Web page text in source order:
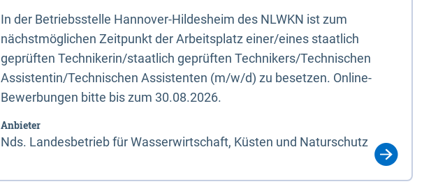
In der Betriebsstelle Hannover-Hildesheim des NLWKN ist zum
nächstmöglichen Zeitpunkt der Arbeitsplatz einer/eines staatlich
geprüften Technikerin/staatlich geprüften Technikers/Technischen
Assistentin/Technischen Assistenten (m/w/d) zu besetzen. Online-
Bewerbungen bitte bis zum 30.08.2026.
Anbieter
Nds. Landesbetrieb für Wasserwirtschaft, Küsten und Naturschutz